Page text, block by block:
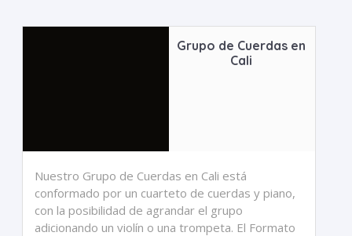
Grupo de Cuerdas en
Cali
Nuestro Grupo de Cuerdas en Cali está
conformado por un cuarteto de cuerdas y piano,
con la posibilidad de agrandar el grupo
adicionando un violín o una trompeta. El Formato